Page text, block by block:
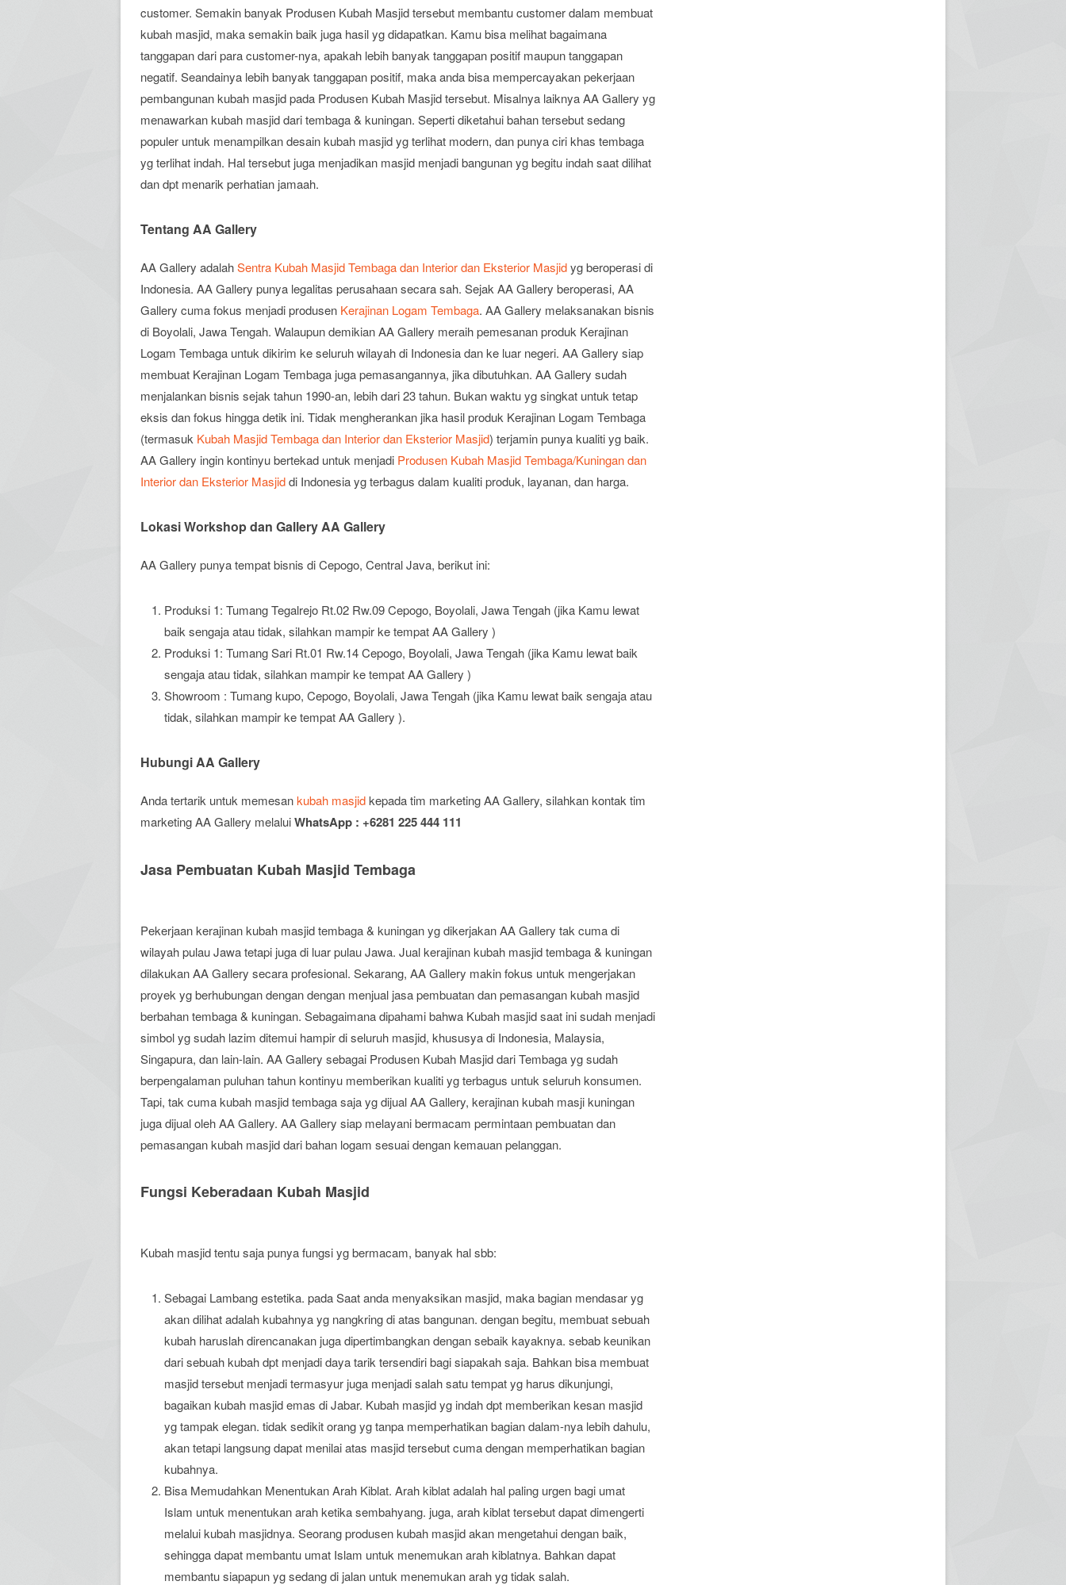
customer. Semakin banyak Produsen Kubah Masjid tersebut membantu customer dalam membuat
kubah masjid, maka semakin baik juga hasil yg didapatkan. Kamu bisa melihat bagaimana
tanggapan dari para customer-nya, apakah lebih banyak tanggapan positif maupun tanggapan
negatif. Seandainya lebih banyak tanggapan positif, maka anda bisa mempercayakan pekerjaan
pembangunan kubah masjid pada Produsen Kubah Masjid tersebut. Misalnya laiknya AA Gallery yg
menawarkan kubah masjid dari tembaga & kuningan. Seperti diketahui bahan tersebut sedang
populer untuk menampilkan desain kubah masjid yg terlihat modern, dan punya ciri khas tembaga
yg terlihat indah. Hal tersebut juga menjadikan masjid menjadi bangunan yg begitu indah saat dilihat
dan dpt menarik perhatian jamaah.
Tentang AA Gallery
AA Gallery adalahSentra Kubah Masjid Tembaga dan Interior dan Eksterior Masjidyg beroperasi di
Indonesia. AA Gallery punya legalitas perusahaan secara sah. Sejak AA Gallery beroperasi, AA
Gallery cuma fokus menjadi produsen Kerajinan Logam Tembaga. AA Gallery melaksanakan bisnis
di Boyolali, Jawa Tengah. Walaupun demikian AA Gallery meraih pemesanan produk Kerajinan
Logam Tembaga untuk dikirim ke seluruh wilayah di Indonesia dan ke luar negeri. AA Gallery siap
membuat Kerajinan Logam Tembaga juga pemasangannya, jika dibutuhkan. AA Gallery sudah
menjalankan bisnis sejak tahun 1990-an, lebih dari 23 tahun. Bukan waktu yg singkat untuk tetap
eksis dan fokus hingga detik ini. Tidak mengherankan jika hasil produk Kerajinan Logam Tembaga
(termasuk Kubah Masjid Tembaga dan Interior dan Eksterior Masjid) terjamin punya kualiti yg baik.
AA Gallery ingin kontinyu bertekad untuk menjadi Produsen Kubah Masjid Tembaga/Kuningan dan
Interior dan Eksterior Masjiddi Indonesia yg terbagus dalam kualiti produk, layanan, dan harga.
Lokasi Workshop dan Gallery AA Gallery
AA Gallery punya tempat bisnis di Cepogo, Central Java, berikut ini:
Produksi 1: Tumang Tegalrejo Rt.02 Rw.09 Cepogo, Boyolali, Jawa Tengah (jika Kamu lewat
baik sengaja atau tidak, silahkan mampir ke tempat AA Gallery )
Produksi 1: Tumang Sari Rt.01 Rw.14 Cepogo, Boyolali, Jawa Tengah (jika Kamu lewat baik
sengaja atau tidak, silahkan mampir ke tempat AA Gallery )
Showroom : Tumang kupo, Cepogo, Boyolali, Jawa Tengah (jika Kamu lewat baik sengaja atau
tidak, silahkan mampir ke tempat AA Gallery ).
Hubungi AA Gallery
Anda tertarik untuk memesankubah masjidkepada tim marketing AA Gallery, silahkan kontak tim
marketing AA Gallery melaluiWhatsApp : +6281 225 444 111
Jasa Pembuatan Kubah Masjid Tembaga
Pekerjaan kerajinan kubah masjid tembaga & kuningan yg dikerjakan AA Gallery tak cuma di
wilayah pulau Jawa tetapi juga di luar pulau Jawa. Jual kerajinan kubah masjid tembaga & kuningan
dilakukan AA Gallery secara profesional. Sekarang, AA Gallery makin fokus untuk mengerjakan
proyek yg berhubungan dengan dengan menjual jasa pembuatan dan pemasangan kubah masjid
berbahan tembaga & kuningan. Sebagaimana dipahami bahwa Kubah masjid saat ini sudah menjadi
simbol yg sudah lazim ditemui hampir di seluruh masjid, khususya di Indonesia, Malaysia,
Singapura, dan lain-lain. AA Gallery sebagai Produsen Kubah Masjid dari Tembaga yg sudah
berpengalaman puluhan tahun kontinyu memberikan kualiti yg terbagus untuk seluruh konsumen.
Tapi, tak cuma kubah masjid tembaga saja yg dijual AA Gallery, kerajinan kubah masji kuningan
juga dijual oleh AA Gallery. AA Gallery siap melayani bermacam permintaan pembuatan dan
pemasangan kubah masjid dari bahan logam sesuai dengan kemauan pelanggan.
Fungsi Keberadaan Kubah Masjid
Kubah masjid tentu saja punya fungsi yg bermacam, banyak hal sbb:
Sebagai Lambang estetika. pada Saat anda menyaksikan masjid, maka bagian mendasar yg
akan dilihat adalah kubahnya yg nangkring di atas bangunan. dengan begitu, membuat sebuah
kubah haruslah direncanakan juga dipertimbangkan dengan sebaik kayaknya. sebab keunikan
dari sebuah kubah dpt menjadi daya tarik tersendiri bagi siapakah saja. Bahkan bisa membuat
masjid tersebut menjadi termasyur juga menjadi salah satu tempat yg harus dikunjungi,
bagaikan kubah masjid emas di Jabar. Kubah masjid yg indah dpt memberikan kesan masjid
yg tampak elegan. tidak sedikit orang yg tanpa memperhatikan bagian dalam-nya lebih dahulu,
akan tetapi langsung dapat menilai atas masjid tersebut cuma dengan memperhatikan bagian
kubahnya.
Bisa Memudahkan Menentukan Arah Kiblat. Arah kiblat adalah hal paling urgen bagi umat
Islam untuk menentukan arah ketika sembahyang. juga, arah kiblat tersebut dapat dimengerti
melalui kubah masjidnya. Seorang produsen kubah masjid akan mengetahui dengan baik,
sehingga dapat membantu umat Islam untuk menemukan arah kiblatnya. Bahkan dapat
membantu siapapun yg sedang di jalan untuk menemukan arah yg tidak salah.